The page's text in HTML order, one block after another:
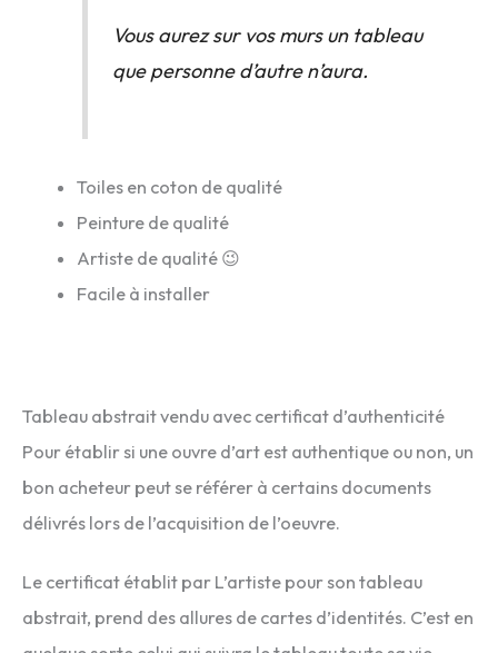
Vous aurez sur vos murs un tableau
que personne d’autre n’aura.
Toiles en coton de qualité
Peinture de qualité
Artiste de qualité 😉
Facile à installer
Tableau abstrait vendu avec certificat d’authenticité
Pour établir si une ouvre d’art est authentique ou non, un
bon acheteur peut se référer à certains documents
délivrés lors de l’acquisition de l’oeuvre.
Le certificat établit par L’artiste pour son tableau
abstrait, prend des allures de cartes d’identités. C’est en